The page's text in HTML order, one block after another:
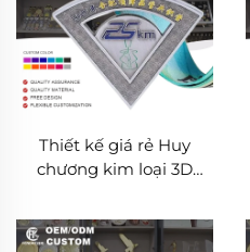
Thiết kế giá rẻ Huy
chương kim loại 3D
chỉnh cho giải thưởng
marathon chạy bộ